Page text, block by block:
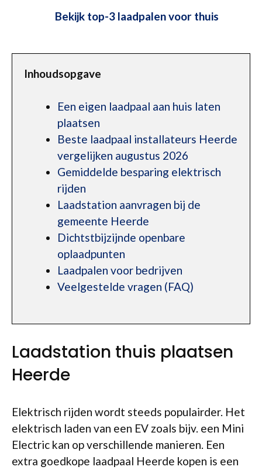
Bekijk top-3 laadpalen voor thuis
Inhoudsopgave
Een eigen laadpaal aan huis laten
plaatsen
Beste laadpaal installateurs Heerde
vergelijken augustus 2026
Gemiddelde besparing elektrisch
rijden
Laadstation aanvragen bij de
gemeente Heerde
Dichtstbijzijnde openbare
oplaadpunten
Laadpalen voor bedrijven
Veelgestelde vragen (FAQ)
Laadstation thuis plaatsen
Heerde
Elektrisch rijden wordt steeds populairder. Het
elektrisch laden van een EV zoals bijv. een Mini
Electric kan op verschillende manieren. Een
extra goedkope laadpaal Heerde kopen is een